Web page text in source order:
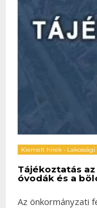
Kiemelt hírek •
Tájékoztatás
óvodák és a
Az önkormányzati